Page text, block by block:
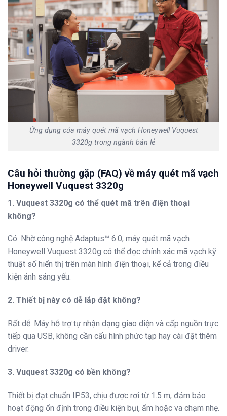
Ứng dụng của máy quét mã vạch Honeywell Vuquest
3320g trong ngành bán lẻ
Câu hỏi thường gặp (FAQ) về máy quét mã vạch
Honeywell Vuquest 3320g
1. Vuquest 3320g có thể quét mã trên điện thoại
không?
Có. Nhờ công nghệ Adaptus™ 6.0, máy quét mã vạch
Honeywell Vuquest 3320g có thể đọc chính xác mã vạch kỹ
thuật số hiển thị trên màn hình điện thoại, kể cả trong điều
kiện ánh sáng yếu.
2. Thiết bị này có dễ lắp đặt không?
Rất dễ. Máy hỗ trợ tự nhận dạng giao diện và cấp nguồn trực
tiếp qua USB, không cần cấu hình phức tạp hay cài đặt thêm
driver.
3. Vuquest 3320g có bền không?
Thiết bị đạt chuẩn IP53, chịu được rơi từ 1.5 m, đảm bảo
hoạt động ổn định trong điều kiện bụi, ẩm hoặc va chạm nhẹ.